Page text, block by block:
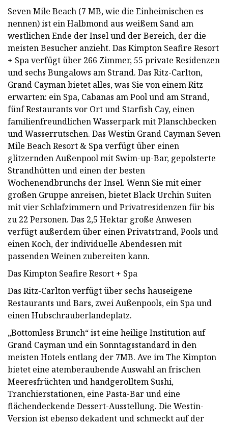
Seven Mile Beach (7 MB, wie die Einheimischen es
nennen) ist ein Halbmond aus weißem Sand am
westlichen Ende der Insel und der Bereich, der die
meisten Besucher anzieht. Das Kimpton Seafire Resort
+ Spa verfügt über 266 Zimmer, 55 private Residenzen
und sechs Bungalows am Strand. Das Ritz-Carlton,
Grand Cayman bietet alles, was Sie von einem Ritz
erwarten: ein Spa, Cabanas am Pool und am Strand,
fünf Restaurants vor Ort und Starfish Cay, einen
familienfreundlichen Wasserpark mit Planschbecken
und Wasserrutschen. Das Westin Grand Cayman Seven
Mile Beach Resort & Spa verfügt über einen
glitzernden Außenpool mit Swim-up-Bar, gepolsterte
Strandhütten und einen der besten
Wochenendbrunchs der Insel. Wenn Sie mit einer
großen Gruppe anreisen, bietet Black Urchin Suiten
mit vier Schlafzimmern und Privatresidenzen für bis
zu 22 Personen. Das 2,5 Hektar große Anwesen
verfügt außerdem über einen Privatstrand, Pools und
einen Koch, der individuelle Abendessen mit
passenden Weinen zubereiten kann.
Das Kimpton Seafire Resort + Spa
Das Ritz-Carlton verfügt über sechs hauseigene
Restaurants und Bars, zwei Außenpools, ein Spa und
einen Hubschrauberlandeplatz.
„Bottomless Brunch“ ist eine heilige Institution auf
Grand Cayman und ein Sonntagsstandard in den
meisten Hotels entlang der 7MB. Ave im The Kimpton
bietet eine atemberaubende Auswahl an frischen
Meeresfrüchten und handgerolltem Sushi,
Tranchierstationen, eine Pasta-Bar und eine
flächendeckende Dessert-Ausstellung. Die Westin-
Version ist ebenso dekadent und schmeckt auf der